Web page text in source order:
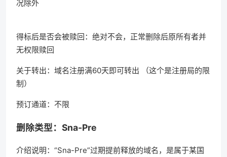
况除外
得标后是否会被赎回：绝对不会，正常删除后原所有者并
无权限赎回
关于转出：域名注册满60天即可转出 （这个是注册局的限
制）
预订通道：不限
删除类型：Sna-Pre
介绍说明：“Sna-Pre”过期提前释放的域名，是属于某国